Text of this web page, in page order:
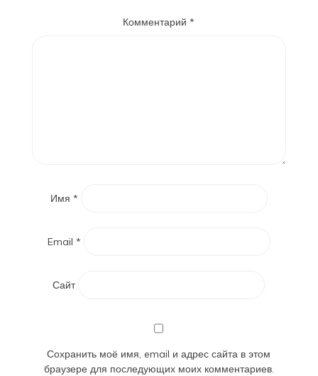
Комментарий*
Имя *
Email *
Сайт
Сохранить моё имя, email и адрес сайта в этом
браузере для последующих моих комментариев.